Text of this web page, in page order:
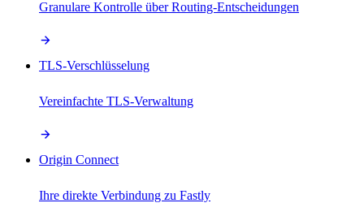
Granulare Kontrolle über Routing-Entscheidungen
TLS-Verschlüsselung
Vereinfachte TLS-Verwaltung
Origin Connect
Ihre direkte Verbindung zu Fastly